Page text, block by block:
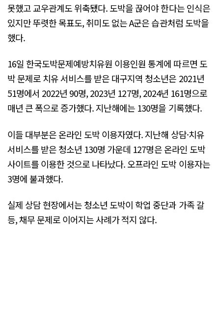
못했고 교우관계도 위축됐다. 도박을 끊어야 한다는 인식은
있지만 뚜렷한 목표도, 취미도 없는 A군은 습관처럼 도박을
했다.
16일 한국도박문제예방치유원 이용인원 통계에 따르면 도
박 문제로 치유 서비스를 받은 대구지역 청소년은 2021년
51명에서 2022년 90명, 2023년 127명, 2024년 161명으로
매년 큰 폭으로 증가했다. 지난해에는 130명을 기록했다.
이들 대부분은 온라인 도박 이용자였다. 지난해 상담·치유
서비스를 받은 청소년 130명 가운데 127명은 온라인 도박
사이트를 이용한 것으로 나타났다. 오프라인 도박 이용자는
3명에 불과했다.
실제 상담 현장에서는 청소년 도박이 학업 중단과 가족 갈
등, 채무 문제로 이어지는 사례가 적지 않다.